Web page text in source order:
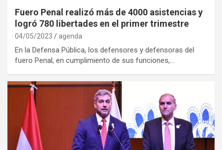
Fuero Penal realizó más de 4000 asistencias y
logró 780 libertades en el primer trimestre
04/05/2023 agenda
En la Defensa Pública, los defensores y defensoras del
fuero Penal, en cumplimiento de sus funciones,…